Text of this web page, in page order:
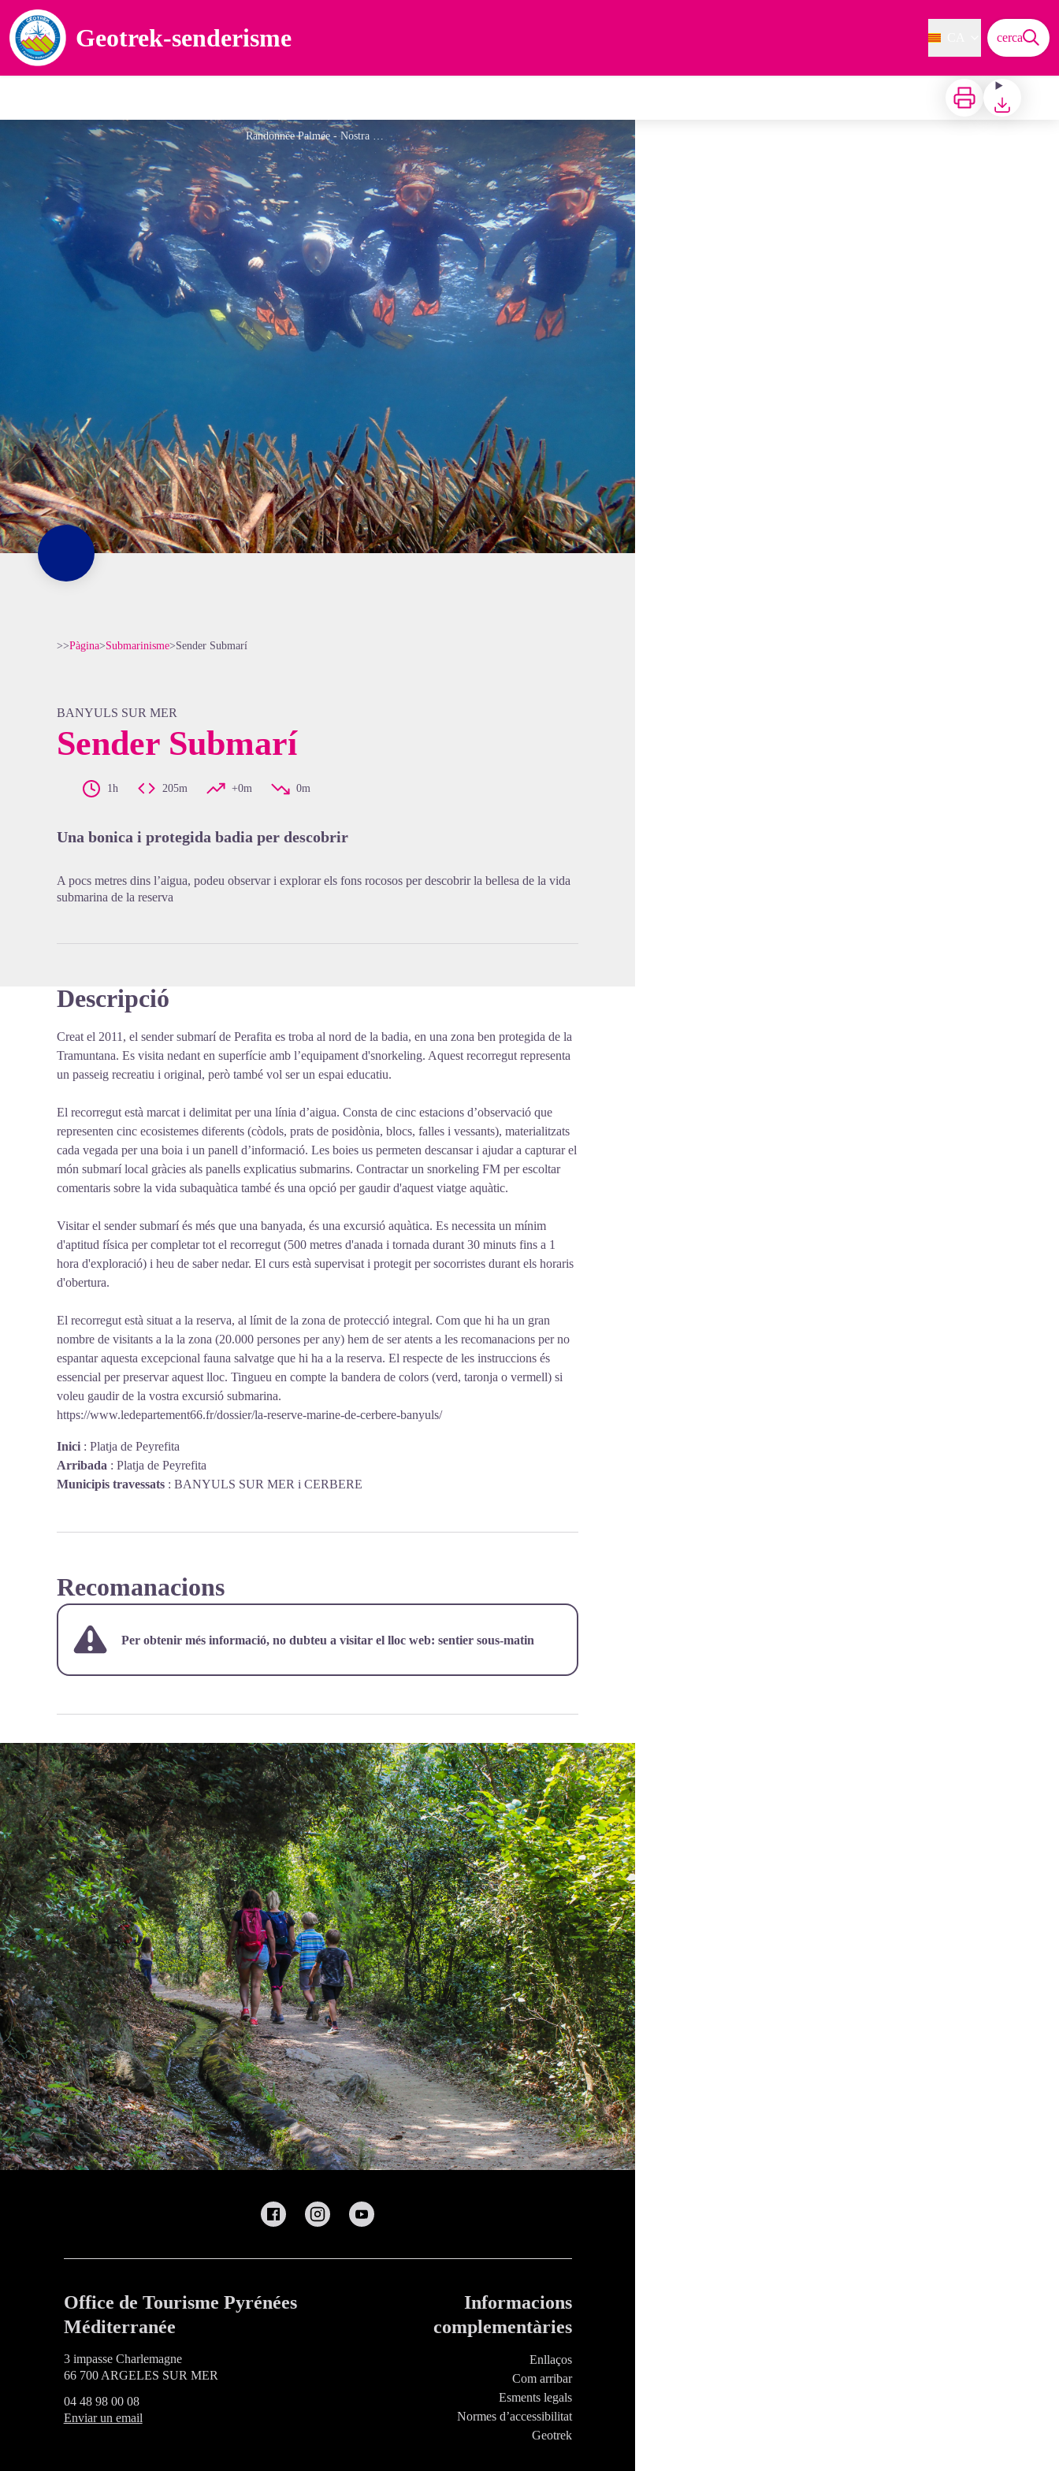
Geotrek-senderisme cerca
Imprimir Baixar
Randonnée Palmée - Nostra Mar
>>Pàgina>Submarinisme>Sender Submarí
BANYULS SUR MER
Sender Submarí
1h 205m +0m 0m
Una bonica i protegida badia per descobrir
A pocs metres dins l’aigua, podeu observar i explorar els fons rocosos per descobrir la bellesa de la vida
submarina de la reserva
Descripció
Creat el 2011, el sender submarí de Perafita es troba al nord de la badia, en una zona ben protegida de la
Tramuntana. Es visita nedant en superfície amb l’equipament d'snorkeling. Aquest recorregut representa
un passeig recreatiu i original, però també vol ser un espai educatiu.
El recorregut està marcat i delimitat per una línia d’aigua. Consta de cinc estacions d’observació que
representen cinc ecosistemes diferents (còdols, prats de posidònia, blocs, falles i vessants), materialitzats
cada vegada per una boia i un panell d’informació. Les boies us permeten descansar i ajudar a capturar el
món submarí local gràcies als panells explicatius submarins. Contractar un snorkeling FM per escoltar
comentaris sobre la vida subaquàtica també és una opció per gaudir d'aquest viatge aquàtic.
Visitar el sender submarí és més que una banyada, és una excursió aquàtica. Es necessita un mínim
d'aptitud física per completar tot el recorregut (500 metres d'anada i tornada durant 30 minuts fins a 1
hora d'exploració) i heu de saber nedar. El curs està supervisat i protegit per socorristes durant els horaris
d'obertura.
El recorregut està situat a la reserva, al límit de la zona de protecció integral. Com que hi ha un gran
nombre de visitants a la la zona (20.000 persones per any) hem de ser atents a les recomanacions per no
espantar aquesta excepcional fauna salvatge que hi ha a la reserva. El respecte de les instruccions és
essencial per preservar aquest lloc. Tingueu en compte la bandera de colors (verd, taronja o vermell) si
voleu gaudir de la vostra excursió submarina.
https://www.ledepartement66.fr/dossier/la-reserve-marine-de-cerbere-banyuls/
Inici : Platja de Peyrefita
Arribada : Platja de Peyrefita
Municipis travessats : BANYULS SUR MER i CERBERE
Recomanacions
Per obtenir més informació, no dubteu a visitar el lloc web: sentier sous-matin
Office de Tourisme Pyrénées
Méditerranée
3 impasse Charlemagne
66 700 ARGELES SUR MER
04 48 98 00 08
Enviar un email
Informacions
complementàries
Enllaços
Com arribar
Esments legals
Normes d’accessibilitat
Geotrek